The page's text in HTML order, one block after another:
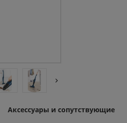
Аксессуары и сопутствующие